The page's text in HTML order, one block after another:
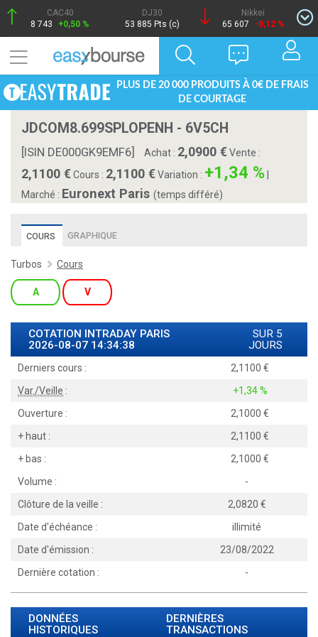
CAC40
8 743
+0,50 %
DJ30
53 885 Pts (c)
Nikkei
65 607
-0,12 %
PLUS DE 20 000 PRODUITS À 0€ DE FRAIS
DE COURTAGE
JDCOM8.699SPLOPENH - 6V5CH
[ISIN DE000GK9EMF6] Achat : 2,0900Vente :
2,1100Cours : 2,1100Variation : +1,34 %
Marché : Euronext Paris (temps différé)
COURS GRAPHIQUE
Turbos Cours
A V
COTATION INTRADAY PARIS
2026-08-07 14:34:38
SUR 5
JOURS
Derniers cours :
2,1100
Var./Veille :
+1,34 %
Ouverture :
2,1000
+ haut :
2,1100
+ bas :
2,1000
Volume :
-
Clôture de la veille :
2,0820
Date d'échéance :
illimité
Date d'émission :
23/08/2022
Dernière cotation :
-
DONNÉES
HISTORIQUES
DERNIÈRES
TRANSACTIONS